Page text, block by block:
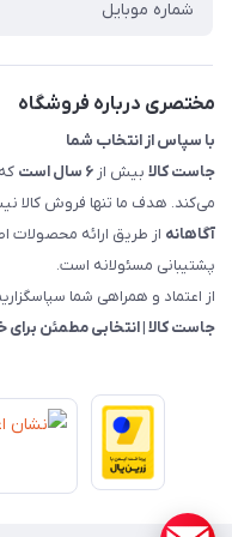
مختصری درباره فروشگاه
با سپاس از انتخاب شما
جاست کالا بیش از ۶ سال است
می‌کند. هدف ما تنها فروش کالا
آگاهانه از طریق ارائه
پشتیبانی مسئولانه است.
از اعتماد و همراهی شما
جاست کالا | انتخابی مطمئن برای